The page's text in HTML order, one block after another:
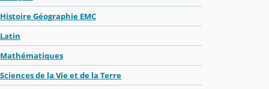
Histoire Géographie EMC
Latin
Mathématiques
Sciences de la Vie et de la Terre